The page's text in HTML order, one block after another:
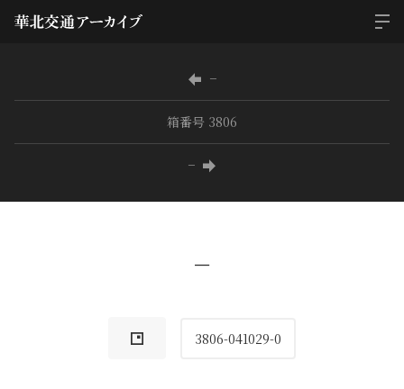
−
箱番号 3806
−
−
3806-041029-0